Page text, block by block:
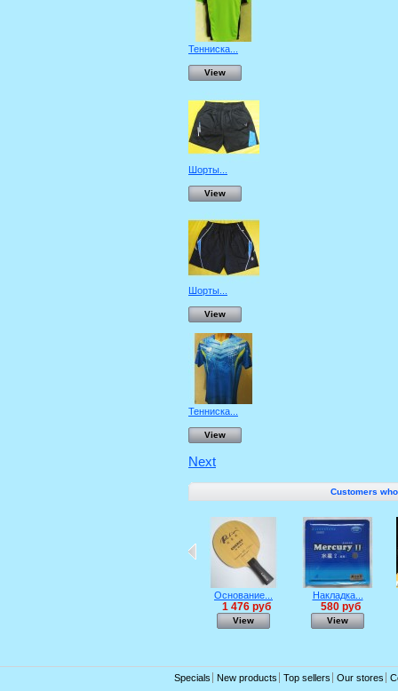
Тенниска...
View
Шорты...
View
Шорты...
View
Тенниска...
View
Next
Customers
Основание...
1 476 руб
View
Накладка...
580 руб
View
Specials New products Top sellers Our stores